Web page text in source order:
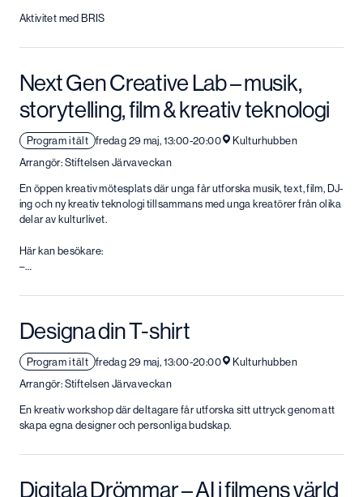
Aktivitet med BRIS
Next Gen Creative Lab – musik,
storytelling, film & kreativ teknologi
Program i tält fredag 29 maj, 13:00-20:00
Kulturhubben
Arrangör: Stiftelsen Järvaveckan
En öppen kreativ mötesplats där unga får utforska musik, text, film, DJ-
ing och ny kreativ teknologi tillsammans med unga kreatörer från olika
delar av kulturlivet.
Här kan besökare:
–…
Designa din T-shirt
Program i tält fredag 29 maj, 13:00-20:00
Kulturhubben
Arrangör: Stiftelsen Järvaveckan
En kreativ workshop där deltagare får utforska sitt uttryck genom att
skapa egna designer och personliga budskap.
Digitala Drömmar – AI i filmens värld